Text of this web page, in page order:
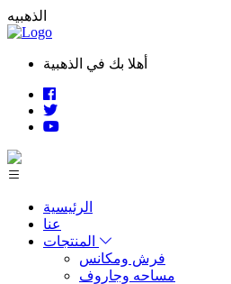
الذهبيه
أهلا بك في الذهبية
الرئيسية
عنا
فرش ومكانس
مساحه وجاروف